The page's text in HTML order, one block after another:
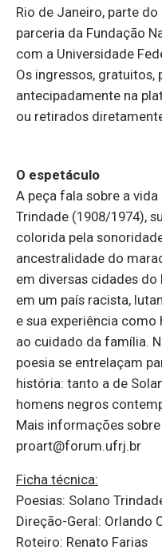
Rio de Janeiro, parte
parceria da Fundação
com a Universidade
Os ingressos,
antecipadamente na
ou retirados
O espetáculo
A peça fala sobre a
Trindade (1908/1974),
colorida pela
ancestralidade do
em diversas cidades
em um país racista,
e sua experiência
ao cuidado da família.
poesia se entrelaçam
história: tanto a de
homens negros
Mais informações
proart@forum.ufrj.br
Ficha técnica:
Poesias: Solano
Direção-Geral: Orlando
Roteiro: Renato Farias